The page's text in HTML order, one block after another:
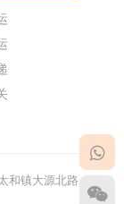
和镇大源北路